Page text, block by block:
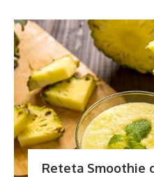
Reteta Smoothie